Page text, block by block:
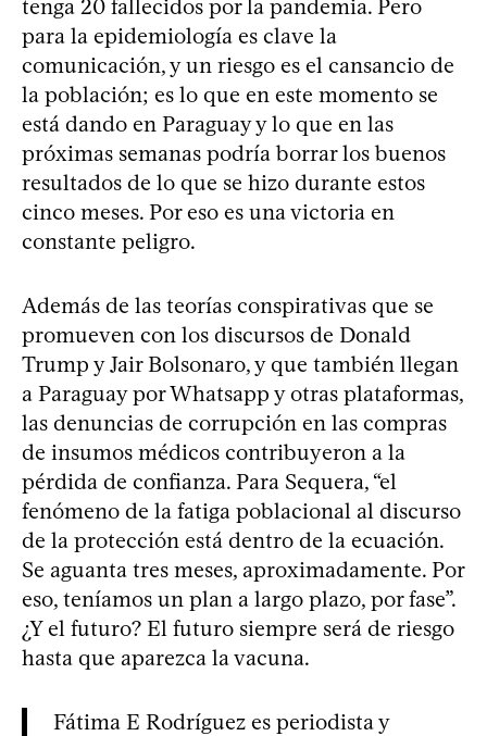
tenga 20 fallecidos por la pandemia. Pero
para la epidemiología es clave la
comunicación, y un riesgo es el cansancio de
la población; es lo que en este momento se
está dando en Paraguay y lo que en las
próximas semanas podría borrar los buenos
resultados de lo que se hizo durante estos
cinco meses. Por eso es una victoria en
constante peligro.
Además de las teorías conspirativas que se
promueven con los discursos de Donald
Trump y Jair Bolsonaro, y que también llegan
a Paraguay por Whatsapp y otras plataformas,
las denuncias de corrupción en las compras
de insumos médicos contribuyeron a la
pérdida de confianza. Para Sequera, “el
fenómeno de la fatiga poblacional al discurso
de la protección está dentro de la ecuación.
Se aguanta tres meses, aproximadamente. Por
eso, teníamos un plan a largo plazo, por fase”.
¿Y el futuro? El futuro siempre será de riesgo
hasta que aparezca la vacuna.
Fátima E Rodríguez es periodista y